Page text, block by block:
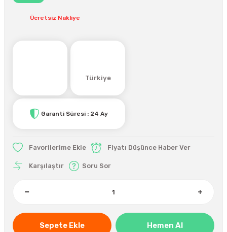
Ücretsiz Nakliye
Türkiye
Garanti Süresi : 24 Ay
Fiyatı Düşünce Haber Ver
Karşılaştır Soru Sor
Sepete Ekle Hemen Al